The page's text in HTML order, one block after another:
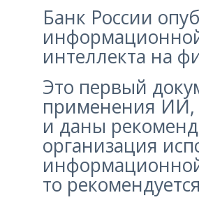
Банк России
интеллекта на
Это первый
применения ИИ,
и даны
организация
то